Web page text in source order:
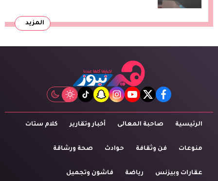
المزيد
facebook
twitter
youtube
instagram
snapchat
tiktok
الرئيسية صاحبة المعالى أخبار وتقارير كلام ستات
منوعات فن وثقافة حوادث صحة ورشاقة
عقارات وبيزنس رياضة فاشون وتجميل